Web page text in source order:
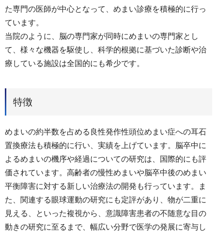
た専門の医師が中心となって、めまい診療を積極的に行っ
ています。
当院のように、脳の専門家が同時にめまいの専門家とし
て、様々な機器を駆使し、科学的根拠に基づいた診断や治
療している施設は全国的にも希少です。
特徴
めまいの約半数を占める良性発作性頭位めまい症への耳石
置換療法も積極的に行い、実績を上げています。脳卒中に
よるめまいの機序や経過についての研究は、国際的にも評
価されています。高齢者の慢性めまいや脳卒中後のめまい
平衡障害に対する新しい治療法の開発も行っています。ま
た、関連する眼球運動の研究にも定評があり、物が二重に
見える、といった複視から、意識障害患者の不随意な目の
動きの研究に至るまで、幅広い分野で医学の発展に寄与し